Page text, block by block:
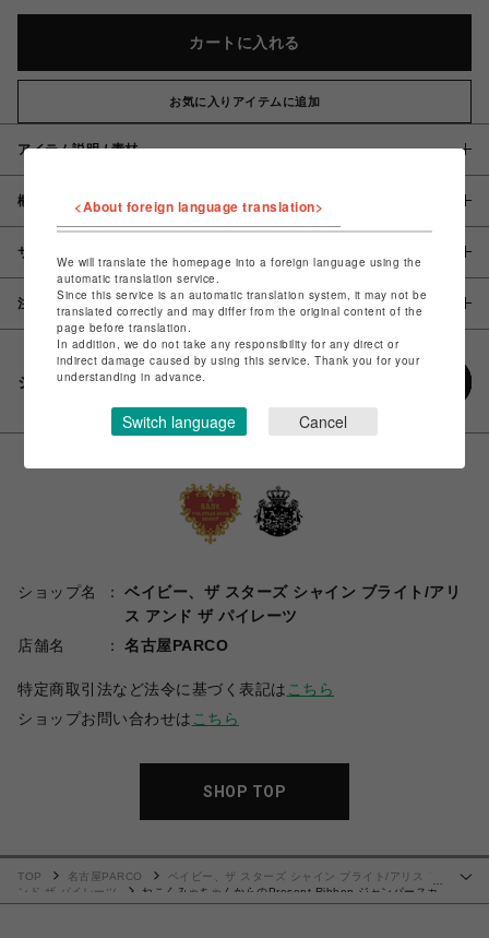
カートに入れる
お気に入りアイテムに追加
アイテム説明 / 素材
概要
サイズ
注意事項
シェアする
ショップ名
ベイビー、ザ スターズ シャイン ブライト/アリ
ス アンド ザ パイレーツ
店舗名
名古屋PARCO
特定商取引法など法令に基づく表記は こちら
ショップお問い合わせは こちら
SHOP TOP
TOP 名古屋PARCO
ベイビー、ザ スターズ シャイン ブライト/アリス ア
ンド ザ パイレーツ
ねこくみゃちゃんからのPresent Ribbon ジャンパースカ
ート（紺）
<About foreign language translation>
We will translate the homepage into a foreign language using the
automatic translation service.
Since this service is an automatic translation system, it may not be
translated correctly and may differ from the original content of the
page before translation.
In addition, we do not take any responsibility for any direct or
indirect damage caused by using this service. Thank you for your
understanding in advance.
Switch language Cancel